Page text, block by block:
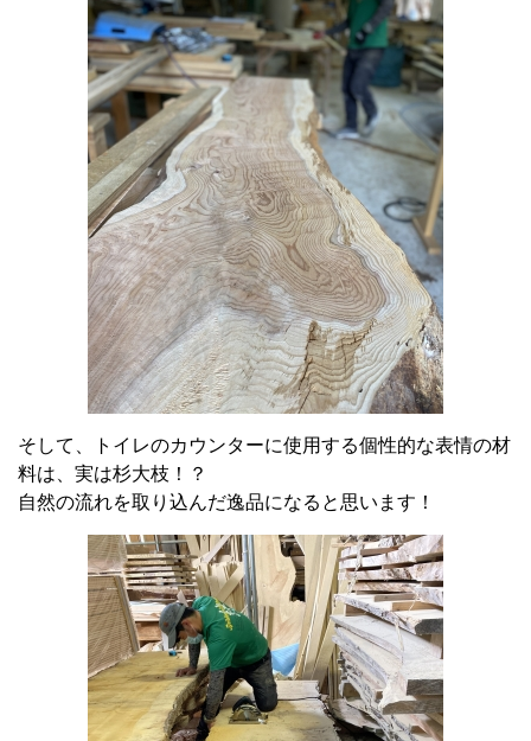
そして、トイレのカウンターに使用する個性的な表情の材
料は、実は杉大枝！？
自然の流れを取り込んだ逸品になると思います！